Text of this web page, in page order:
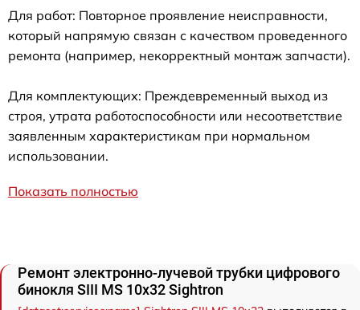
Для работ: Повторное проявление неисправности,
который напрямую связан с качеством проведенного
ремонта (например, некорректный монтаж запчасти).
Для комплектующих: Преждевременный выход из
строя, утрата работоспособности или несоответствие
заявленным характеристикам при нормальном
использовании.
Показать полностью
Ремонт электронно-лучевой трубки цифрового
бинокля SIII MS 10x32 Sightron